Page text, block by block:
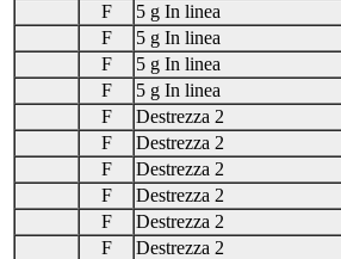
F
5 g In linea
F
5 g In linea
F
5 g In linea
F
5 g In linea
F
Destrezza 2
F
Destrezza 2
F
Destrezza 2
F
Destrezza 2
F
Destrezza 2
F
Destrezza 2